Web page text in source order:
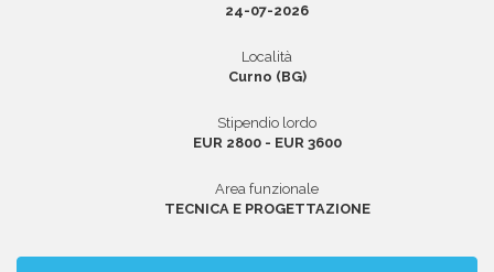
INVIA CV
24-07-2026
Località
Curno (BG)
Stipendio lordo
EUR 2800 - EUR 3600
Area funzionale
TECNICA E PROGETTAZIONE